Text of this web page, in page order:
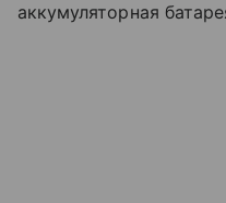
аккумуляторная